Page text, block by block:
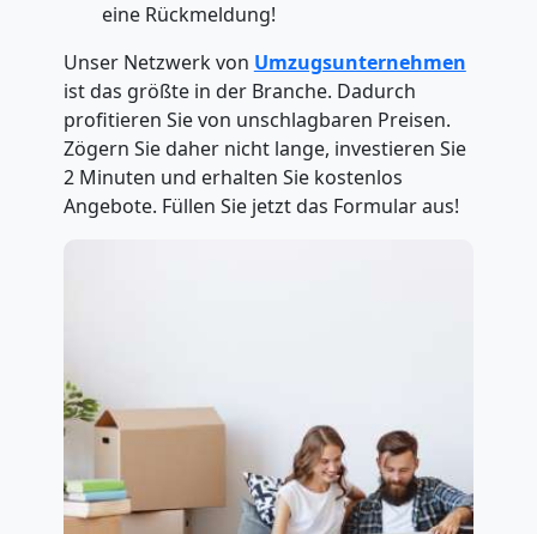
eine Rückmeldung!
Unser Netzwerk von Umzugsunternehmen
ist das größte in der Branche. Dadurch
profitieren Sie von unschlagbaren Preisen.
Zögern Sie daher nicht lange, investieren Sie
2 Minuten und erhalten Sie kostenlos
Angebote. Füllen Sie jetzt das Formular aus!